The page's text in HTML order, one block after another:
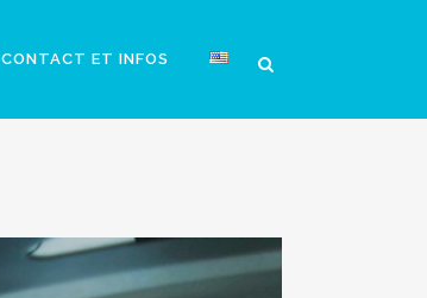
CONTACT ET INFOS